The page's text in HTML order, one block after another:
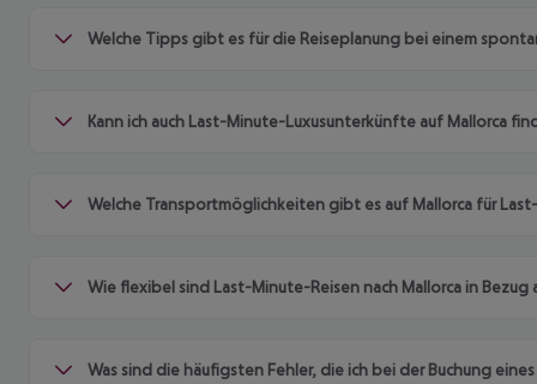
Welche Tipps gibt es für die Reiseplanung bei einem
Kann ich auch Last-Minute-Luxusunterkünfte auf Mallorca
Welche Transportmöglichkeiten gibt es auf Mallorca für
Wie flexibel sind Last-Minute-Reisen nach Mallorca in
Was sind die häufigsten Fehler, die ich bei der Buchung